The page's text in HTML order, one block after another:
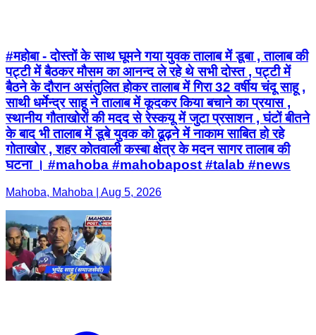
#महोबा - दोस्तों के साथ घूमने गया युवक तालाब में डूबा , तालाब की
पट्टी में बैठकर मौसम का आनन्द ले रहे थे सभी दोस्त , पट्टी में
बैठने के दौरान असंतुलित होकर तालाब में गिरा 32 वर्षीय चंदू साहू ,
साथी धर्मेन्द्र साहू ने तालाब में कूदकर किया बचाने का प्रयास ,
स्थानीय गौताखोरों की मदद से रेस्कयू में जुटा प्रसाशन , घंटों बीतने
के बाद भी तालाब में डूबे युवक को ढूढ़ने में नाकाम साबित हो रहे
गोताखोर , शहर कोतवाली कस्बा क्षेत्र के मदन सागर तालाब की
घटना । #mahoba #mahobapost #talab #news
Mahoba, Mahoba | Aug 5, 2026